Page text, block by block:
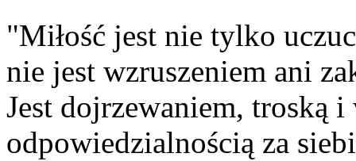
"Miłość jest nie tylko
nie jest wzruszeniem ani
Jest dojrzewaniem, troską i
odpowiedzialnością za